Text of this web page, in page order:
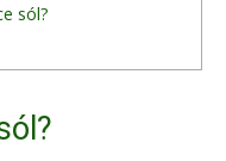
sól?